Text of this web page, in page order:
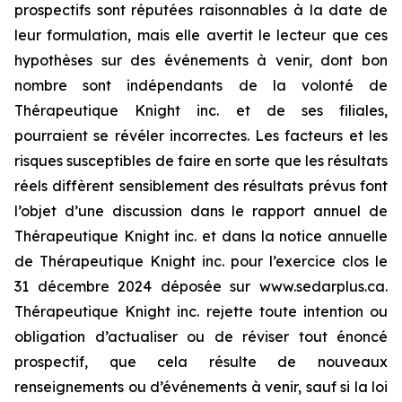
prospectifs sont réputées raisonnables à la date de
leur formulation, mais elle avertit le lecteur que ces
hypothèses sur des événements à venir, dont bon
nombre sont indépendants de la volonté de
Thérapeutique Knight inc. et de ses filiales,
pourraient se révéler incorrectes. Les facteurs et les
risques susceptibles de faire en sorte que les résultats
réels diffèrent sensiblement des résultats prévus font
l’objet d’une discussion dans le rapport annuel de
Thérapeutique Knight inc. et dans la notice annuelle
de Thérapeutique Knight inc. pour l’exercice clos le
31 décembre 2024 déposée sur www.sedarplus.ca.
Thérapeutique Knight inc. rejette toute intention ou
obligation d’actualiser ou de réviser tout énoncé
prospectif, que cela résulte de nouveaux
renseignements ou d’événements à venir, sauf si la loi